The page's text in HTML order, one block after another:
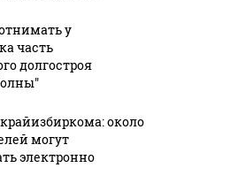
у
часть
долгостроя
около
могут
электронно